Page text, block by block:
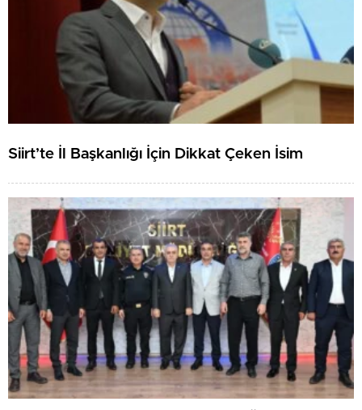
Siirt’te İl Başkanlığı İçin Dikkat Çeken İsim